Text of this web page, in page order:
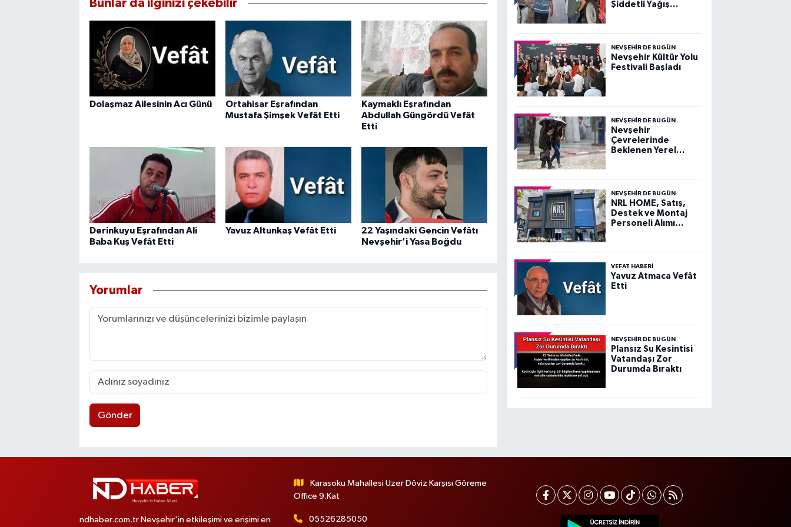
Bunlar da ilginizi çekebilir
Dolaşmaz Ailesinin Acı Günü
Ortahisar Eşrafından
Mustafa Şimşek Vefât Etti
Kaymaklı Eşrafından
Abdullah Güngördü Vefât
Etti
Derinkuyu Eşrafından Ali
Baba Kuş Vefât Etti
Yavuz Altunkaş Vefât Etti
22 Yaşındaki Gencin Vefâtı
Nevşehir’i Yasa Boğdu
Yorumlar
Gönder
Şiddetli Yağış
NEVŞEHIR DE BUGÜN
Nevşehir Kültür Yolu
Festivali Başladı
NEVŞEHIR DE BUGÜN
Nevşehir
Çevrelerinde
Beklenen Yerel
Yağışlara Dikkat!
NEVŞEHIR DE BUGÜN
NRL HOME, Satış,
Destek ve Montaj
Personeli Alımı
VEFAT HABERI
Yavuz Atmaca Vefât
Etti
NEVŞEHIR DE BUGÜN
Plansız Su Kesintisi
Vatandaşı Zor
Durumda Bıraktı
ndhaber.com.tr Nevşehir'in etkileşimi ve erişimi en
Karasoku Mahallesi Uzer Döviz Karşısı Göreme
Office 9.Kat
05526285050